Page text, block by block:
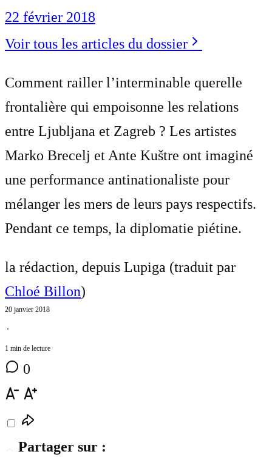
22 février 2018
Voir tous les articles du dossier
Comment railler l’interminable querelle
frontalière qui empoisonne les relations
entre Ljubljana et Zagreb ? Les artistes
Marko Brecelj et Ante Kuštre ont imaginé
une performance antinationaliste pour
mélanger les mers de leurs pays respectifs.
Pendant ce temps, la diplomatie piétine.
la rédaction, depuis Lupiga (traduit par
Chloé Billon)
20 janvier 2018
⋅
1 min de lecture
0
Partager sur :